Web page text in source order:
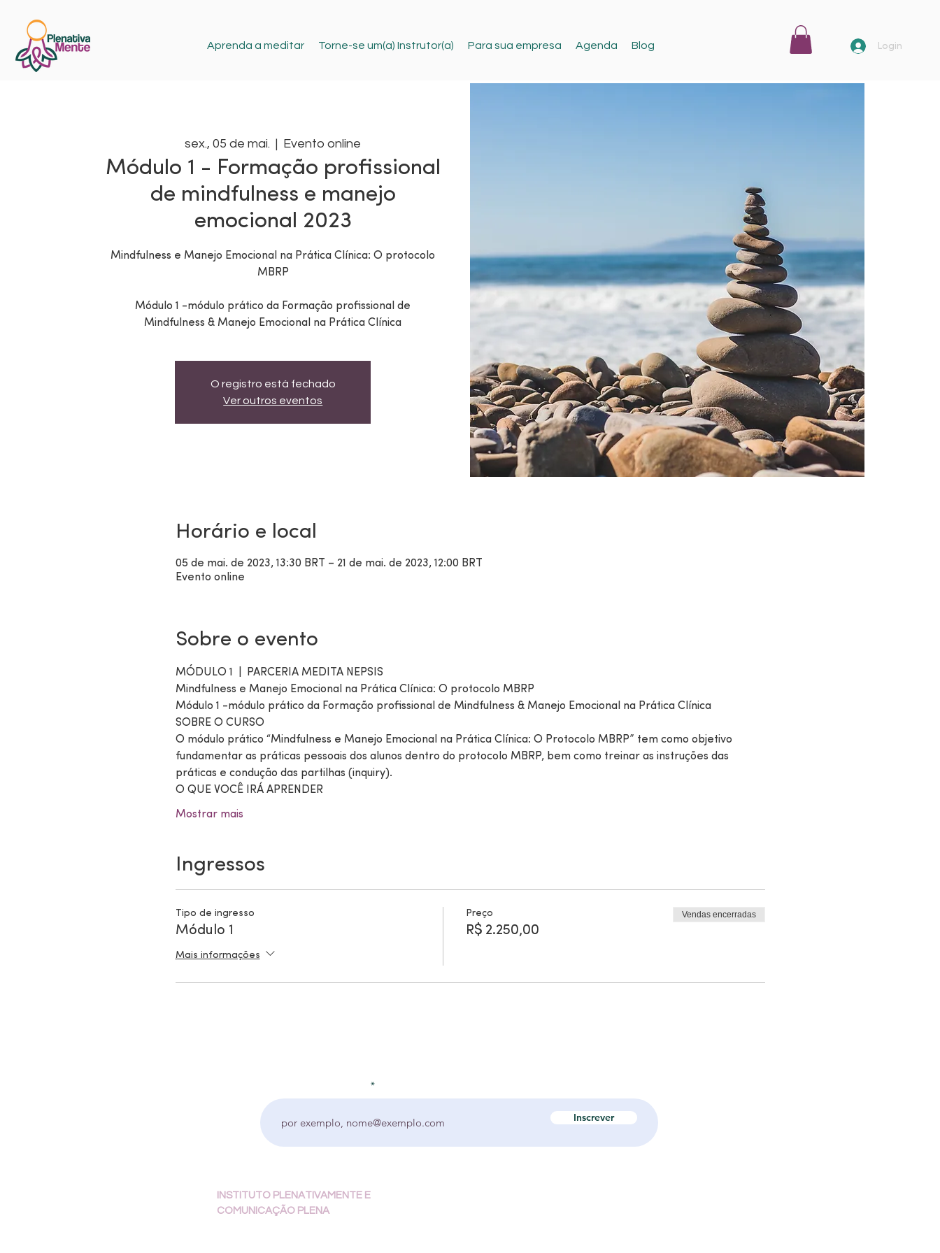
Aprenda a meditar Torne-se um(a) Instrutor(a) Para sua empresa Agenda Blog Login
sex., 05 de mai.
  |
Evento online
Módulo 1 - Formação profissional
de mindfulness e manejo
emocional 2023
Mindfulness e Manejo Emocional na Prática Clínica: O protocolo
MBRP
Módulo 1 -módulo prático da Formação profissional de
Mindfulness & Manejo Emocional na Prática Clínica
O registro está fechado
Ver outros eventos
Horário e local
05 de mai. de 2023, 13:30 BRT – 21 de mai. de 2023, 12:00 BRT
Evento online
Sobre o evento
MÓDULO 1  |  PARCERIA MEDITA NEPSIS
Mindfulness e Manejo Emocional na Prática Clínica: O protocolo MBRP
Módulo 1 -módulo prático da Formação profissional de Mindfulness & Manejo Emocional na Prática Clínica
SOBRE O CURSO
O módulo prático “Mindfulness e Manejo Emocional na Prática Clínica: O Protocolo MBRP” tem como objetivo
fundamentar as práticas pessoais dos alunos dentro do protocolo MBRP, bem como treinar as instruções das
práticas e condução das partilhas (inquiry).
O QUE VOCÊ IRÁ APRENDER
Mostrar mais
Ingressos
Tipo de ingresso
Módulo 1
Mais informações
Preço
R$ 2.250,00
Vendas encerradas
Inscrever
INSTITUTO PLENATIVAMENTE E
COMUNICAÇÃO PLENA